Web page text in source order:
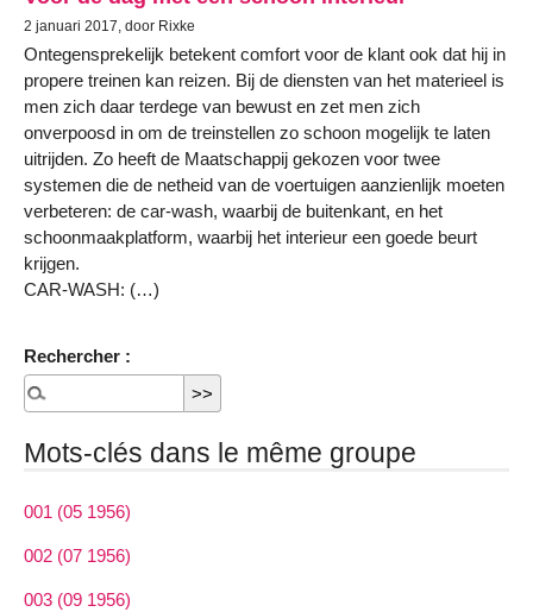
2 januari 2017, door Rixke
Ontegensprekelijk betekent comfort voor de klant ook dat hij in
propere treinen kan reizen. Bij de diensten van het materieel is
men zich daar terdege van bewust en zet men zich
onverpoosd in om de treinstellen zo schoon mogelijk te laten
uitrijden. Zo heeft de Maatschappij gekozen voor twee
systemen die de netheid van de voertuigen aanzienlijk moeten
verbeteren: de car-wash, waarbij de buitenkant, en het
schoonmaakplatform, waarbij het interieur een goede beurt
krijgen.
CAR-WASH: (…)
Rechercher :
Mots-clés dans le même groupe
001 (05 1956)
002 (07 1956)
003 (09 1956)